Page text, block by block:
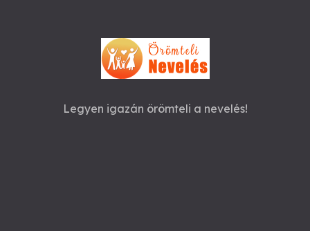
Legyen igazán örömteli a nevelés!